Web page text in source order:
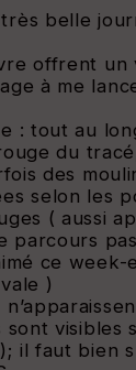
belle
offrent un
à me
: tout au
du
des
selon les
( aussi
parcours
ce week-
)
sont visibles
il faut bien